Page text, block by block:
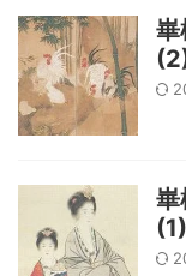
崋
崋
(1)